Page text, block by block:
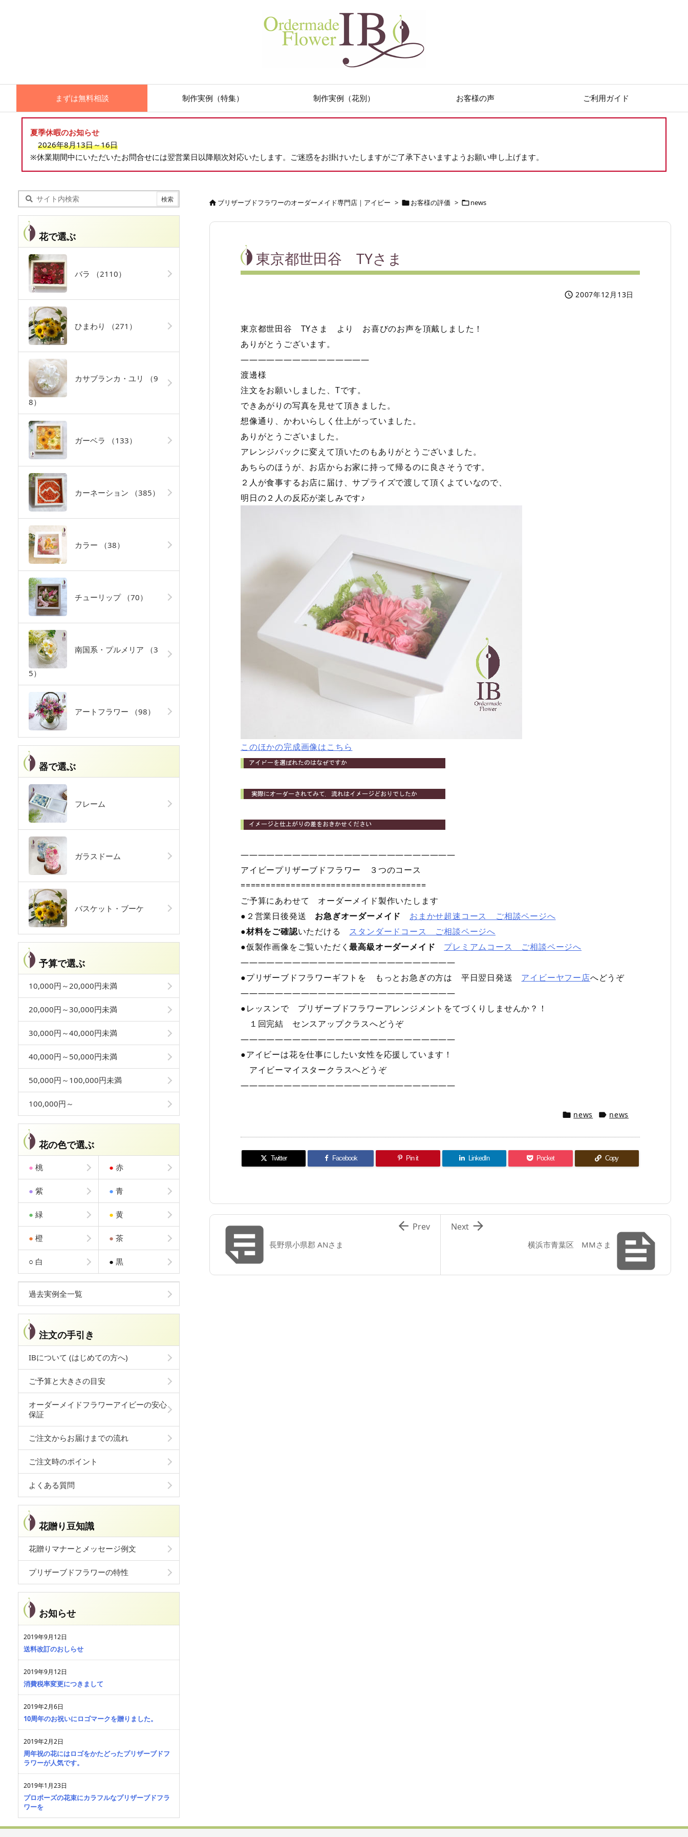
まずは無料相談 制作実例（特集） 制作実例（花別） お客様の声 ご利用ガイド
夏季休暇のお知らせ
2026年8月13日～16日
※休業期間中にいただいたお問合せには翌営業日以降順次対応いたします。ご迷惑をお掛けいたしますがご了承下さいますようお願い申し上げます。
ブリザーブドフラワーのオーダーメイド専門店｜アイビー > お客様の評価 > news
東京都世田谷 TYさま
 2007年12月13日
東京都世田谷 TYさま より お喜びのお声を頂戴しました！
ありがとうございます。
———————————————
渡邊様
注文をお願いしました、Tです。
できあがりの写真を見せて頂きました。
想像通り、かわいらしく仕上がっていました。
ありがとうございました。
アレンジバックに変えて頂いたのもありがとうございました。
あちらのほうが、お店からお家に持って帰るのに良さそうです。
２人が食事するお店に届け、サプライズで渡して頂くよていなので、
明日の２人の反応が楽しみです♪
このほかの完成画像はこちら
—————————————————————————
アイビープリザーブドフラワー ３つのコース
=====================================
ご予算にあわせて オーダーメイド製作いたします
●２営業日後発送 お急ぎオーダーメイド
おまかせ超速コース ご相談ページへ
●材料をご確認いただける スタンダードコース ご相談ページへ
●仮製作画像をご覧いただく最高級オーダーメイド
プレミアムコース ご相談ページへ
—————————————————————————
●プリザーブドフラワーギフトを もっとお急ぎの方は 平日翌日発送 アイビーヤフー店へどうぞ
—————————————————————————
●レッスンで プリザーブドフラワーアレンジメントをてづくりしませんか？！
１回完結 センスアップクラスへどうぞ
—————————————————————————
●アイビーは花を仕事にしたい女性を応援しています！
アイビーマイスタークラスへどうぞ
—————————————————————————
 news  news
Twitter Facebook Pin it LinkedIn Pocket Copy

横浜市青葉区 MMさま

Next
長野県小県郡 ANさま
 Prev
花で選ぶ
バラ （2110）
ひまわり （271）
カサブランカ・ユリ （9
8）
ガーベラ （133）
カーネーション （385）
カラー （38）
チューリップ （70）
南国系・プルメリア （3
5）
アートフラワー （98）
器で選ぶ
フレーム
ガラスドーム
バスケット・ブーケ
予算で選ぶ
10,000円～20,000円未満
20,000円～30,000円未満
30,000円～40,000円未満
40,000円～50,000円未満
50,000円～100,000円未満
100,000円～
花の色で選ぶ
● 桃 ● 赤
● 紫 ● 青
● 緑 ● 黄
● 橙 ● 茶
○ 白 ● 黒
過去実例全一覧
注文の手引き
IBについて (はじめての方へ)
ご予算と大きさの目安
オーダーメイドフラワーアイビーの安心
保証
ご注文からお届けまでの流れ
ご注文時のポイント
よくある質問
花贈り豆知識
花贈りマナーとメッセージ例文
プリザーブドフラワーの特性
お知らせ
2019年9月12日
送料改訂のおしらせ
2019年9月12日
消費税率変更につきまして
2019年2月6日
10周年のお祝いにロゴマークを贈りました。
2019年2月2日
周年祝の花にはロゴをかたどったプリザーブドフ
ラワーが人気です。
2019年1月23日
プロポーズの花束にカラフルなプリザーブドフラ
ワーを